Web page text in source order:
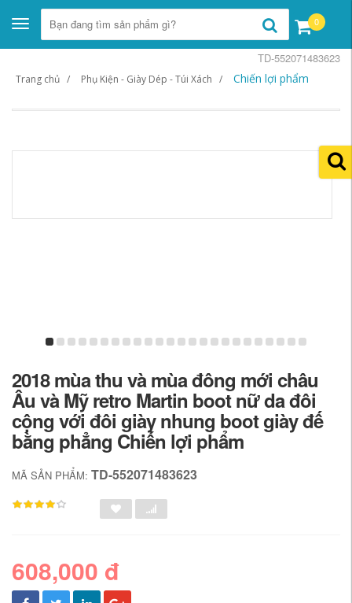
Toggle
navigation
0
Trang chủ Phụ Kiện - Giày Dép - Túi Xách Chiến lợi phẩm
TD-552071483623
2018 mùa thu và mùa đông mới châu
Âu và Mỹ retro Martin boot nữ da đôi
cộng với đôi giày nhung boot giày đế
bằng phẳng Chiến lợi phẩm
MÃ SẢN PHẨM: TD-552071483623
608,000 đ